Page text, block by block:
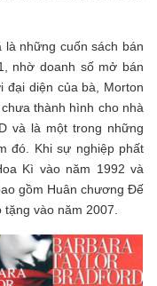
là những cuốn sách bán
nhờ doanh số mở bán
đại diện của bà, Morton
thành hình cho nhà
và là một trong những
đó. Khi sự nghiệp phất
Kì vào năm 1992 và
gồm Huân chương Đế
vào năm 2007.